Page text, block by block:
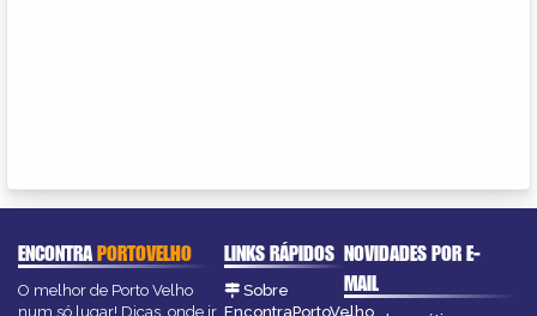
ENCONTRAPORTOVELHO
O melhor de Porto Velho
num só lugar! Dicas, onde ir,
LINKS RÁPIDOS
Sobre
EncontraPortoVelho
NOVIDADES POR E-
MAIL